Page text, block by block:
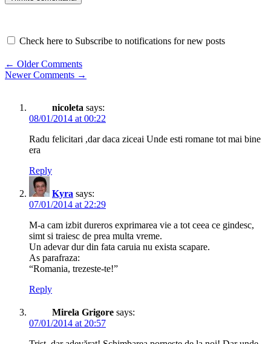
Check here to Subscribe to notifications for new posts
Comment
navigation
← Older Comments
Newer Comments →
nicoleta says:
08/01/2014 at 00:22
Radu felicitari ,dar daca ziceai Unde esti romane tot mai bine
era
Reply
Kyra says:
07/01/2014 at 22:29
M-a cam izbit dureros exprimarea vie a tot ceea ce gindesc,
simt si traiesc de prea multa vreme.
Un adevar dur din fata caruia nu exista scapare.
As parafraza:
“Romania, trezeste-te!”
Reply
Mirela Grigore says:
07/01/2014 at 20:57